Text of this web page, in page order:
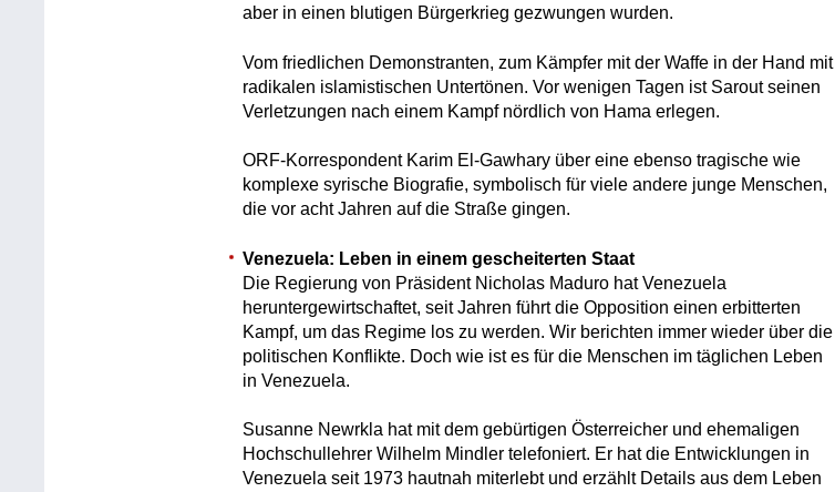
aber in einen blutigen Bürgerkrieg gezwungen wurden.
Vom friedlichen Demonstranten, zum Kämpfer mit der Waffe in der Hand mit
radikalen islamistischen Untertönen. Vor wenigen Tagen ist Sarout seinen
Verletzungen nach einem Kampf nördlich von Hama erlegen.
ORF-Korrespondent Karim El-Gawhary über eine ebenso tragische wie
komplexe syrische Biografie, symbolisch für viele andere junge Menschen,
die vor acht Jahren auf die Straße gingen.
Venezuela: Leben in einem gescheiterten Staat
Die Regierung von Präsident Nicholas Maduro hat Venezuela
heruntergewirtschaftet, seit Jahren führt die Opposition einen erbitterten
Kampf, um das Regime los zu werden. Wir berichten immer wieder über die
politischen Konflikte. Doch wie ist es für die Menschen im täglichen Leben
in Venezuela.
Susanne Newrkla hat mit dem gebürtigen Österreicher und ehemaligen
Hochschullehrer Wilhelm Mindler telefoniert. Er hat die Entwicklungen in
Venezuela seit 1973 hautnah miterlebt und erzählt Details aus dem Leben